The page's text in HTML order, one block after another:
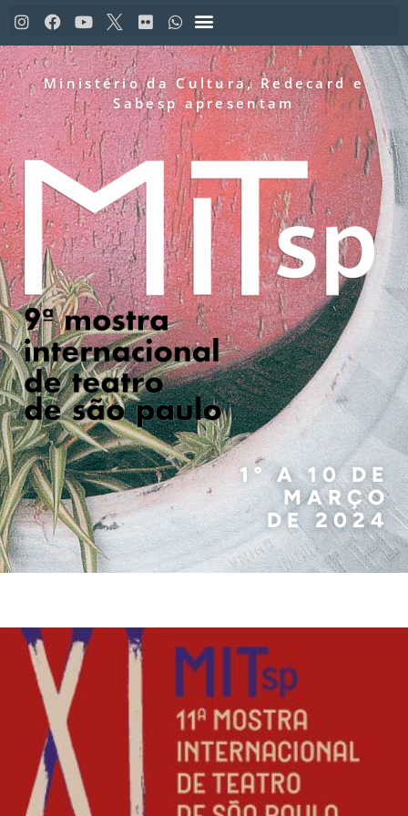
Ministério da Cultura, Redecard e
Sabesp apresentam
1º A 10 DE
MARÇO
DE 2024